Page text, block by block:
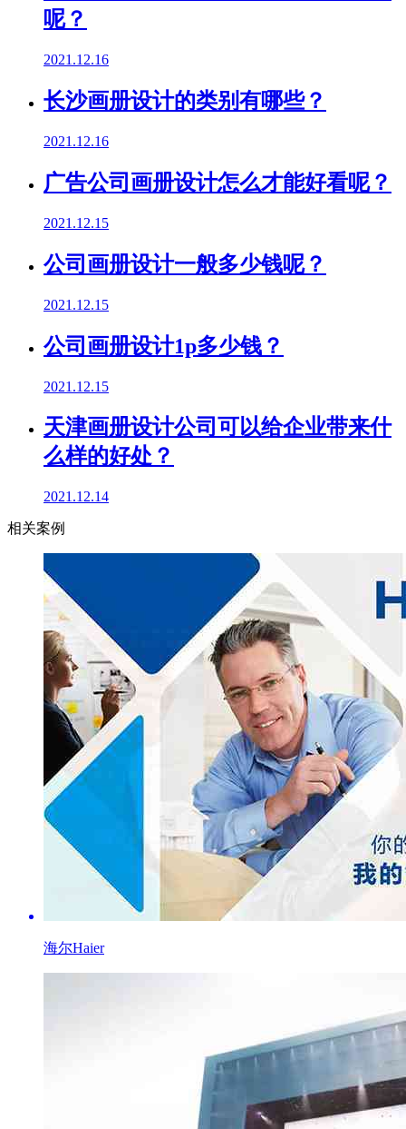
呢？
2021.12.16
长沙画册设计的类别有哪些？
2021.12.16
广告公司画册设计怎么才能好看呢？
2021.12.15
公司画册设计一般多少钱呢？
2021.12.15
公司画册设计1p多少钱？
2021.12.15
天津画册设计公司可以给企业带来什
么样的好处？
2021.12.14
相关案例
海尔Haier